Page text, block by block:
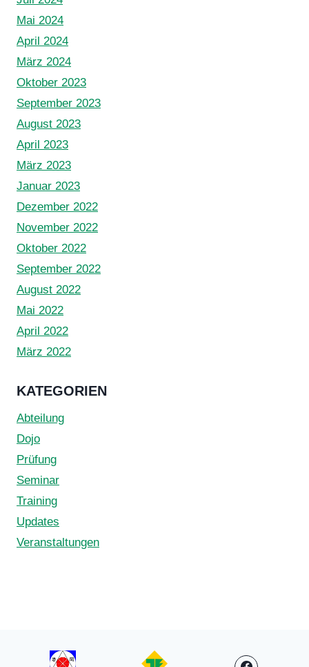
Mai 2024
April 2024
März 2024
Oktober 2023
September 2023
August 2023
April 2023
März 2023
Januar 2023
Dezember 2022
November 2022
Oktober 2022
September 2022
August 2022
Mai 2022
April 2022
März 2022
KATEGORIEN
Abteilung
Dojo
Prüfung
Seminar
Training
Updates
Veranstaltungen